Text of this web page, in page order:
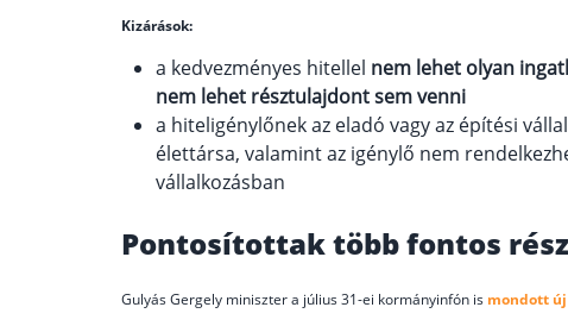
Kizárások:
a kedvezményes hitellel nem lehet olyan
nem lehet résztulajdont sem venni
a hiteligénylőnek az eladó vagy az építési
élettársa, valamint az igénylő nem
vállalkozásban
Pontosítottak több fontos
Gulyás Gergely miniszter a július 31-ei kormányinfón is mondott